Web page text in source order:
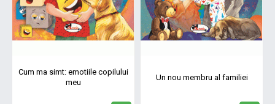
Cum ma simt: emotiile copilului
meu
Un nou membru al familiei